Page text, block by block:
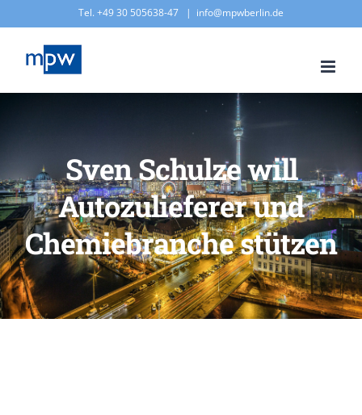
springen
Tel. +49 30 505638-47 | info@mpwberlin.de
Sven Schulze will
Autozulieferer und
Chemiebranche stützen